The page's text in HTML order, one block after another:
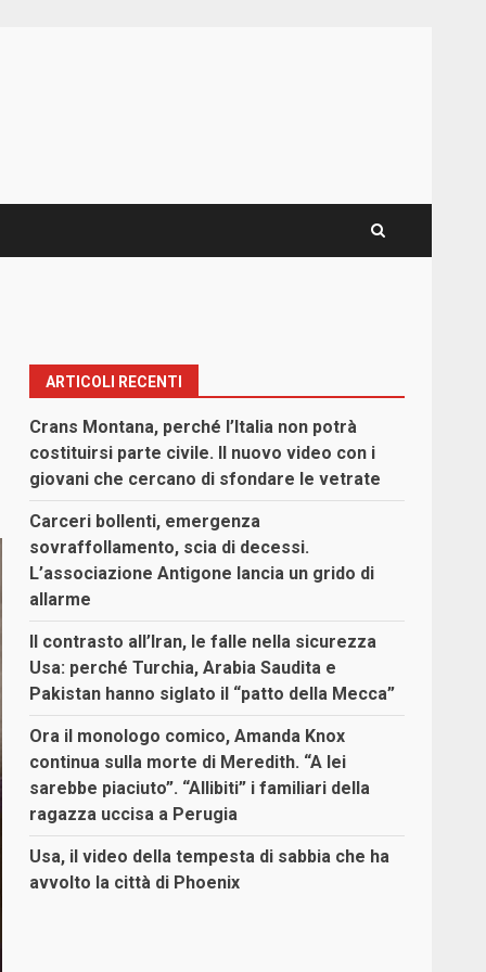
ARTICOLI RECENTI
Crans Montana, perché l’Italia non potrà
costituirsi parte civile. Il nuovo video con i
giovani che cercano di sfondare le vetrate
Carceri bollenti, emergenza
sovraffollamento, scia di decessi.
L’associazione Antigone lancia un grido di
allarme
Il contrasto all’Iran, le falle nella sicurezza
Usa: perché Turchia, Arabia Saudita e
Pakistan hanno siglato il “patto della Mecca”
Ora il monologo comico, Amanda Knox
continua sulla morte di Meredith. “A lei
sarebbe piaciuto”. “Allibiti” i familiari della
ragazza uccisa a Perugia
Usa, il video della tempesta di sabbia che ha
avvolto la città di Phoenix